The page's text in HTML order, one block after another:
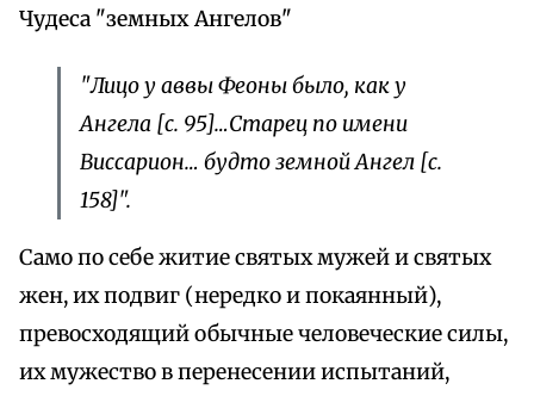
Чудеса "земных Ангелов"
"Лицо у аввы Феоны было, как у
Ангела [с. 95]…Старец по имени
Виссарион… будто земной Ангел [с.
158]".
Само по себе житие святых мужей и святых
жен, их подвиг (нередко и покаянный),
превосходящий обычные человеческие силы,
их мужество в перенесении испытаний,